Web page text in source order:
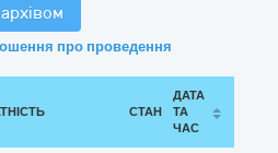
про проведення
СТАН
ДАТА
ТА
ЧАС